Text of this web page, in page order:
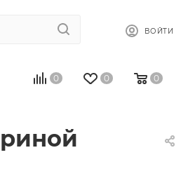
ВОЙТИ
0 0 0